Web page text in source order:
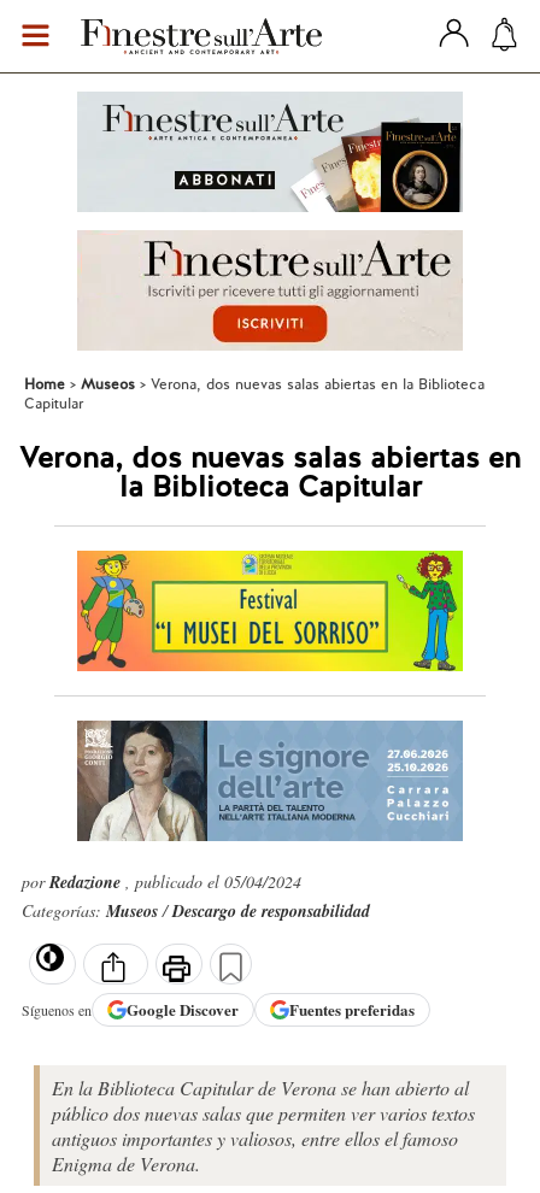
Home Museos
Verona, dos nuevas salas abiertas en la Biblioteca
Capitular
Verona, dos nuevas salas abiertas en
la Biblioteca Capitular
porRedazione , publicado el 05/04/2024
Categorías:Museos/Descargo de responsabilidad
Síguenos en GoogleDiscover Fuentes preferidas
En la Biblioteca Capitular de Verona se han abierto al
público dos nuevas salas que permiten ver varios textos
antiguos importantes y valiosos, entre ellos el famoso
Enigma de Verona.